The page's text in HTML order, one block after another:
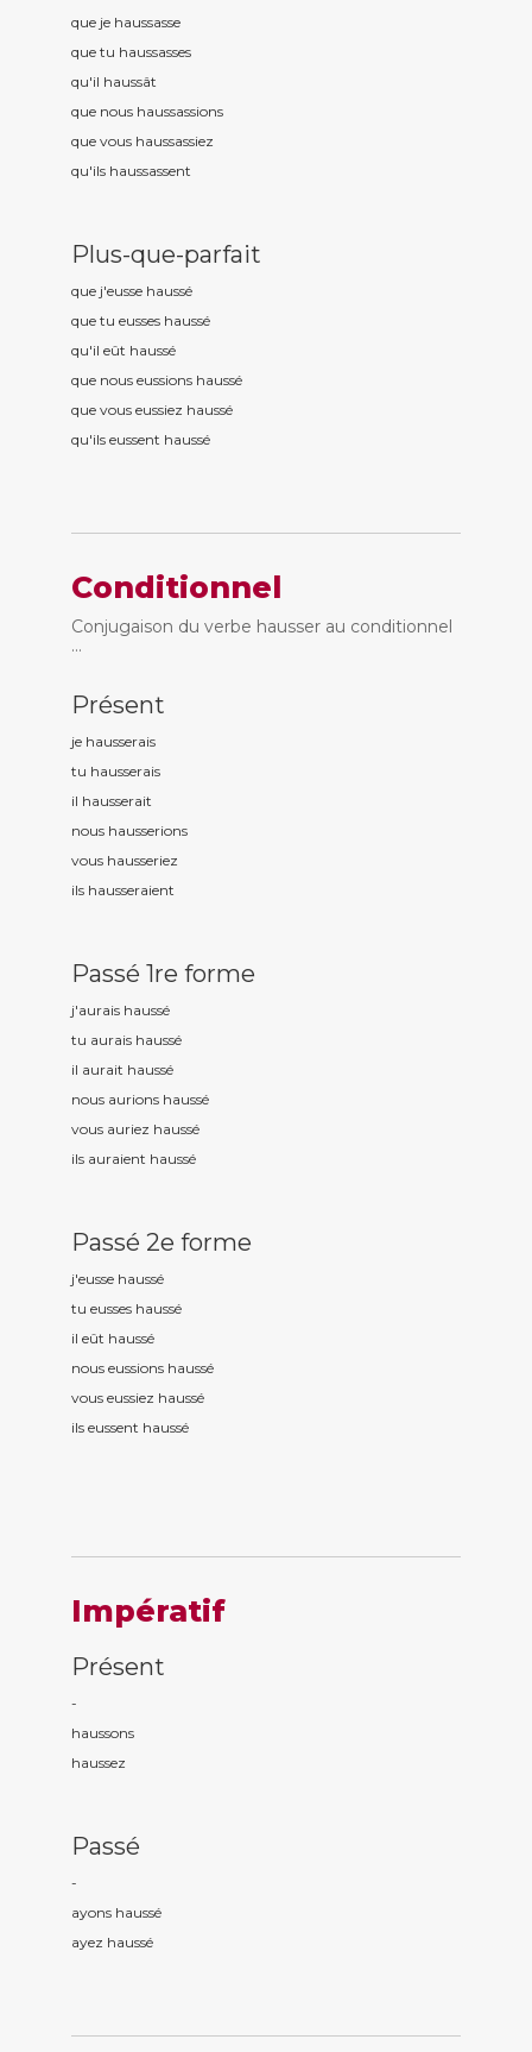
que je haussasse
que tu haussasses
qu'il haussât
que nous haussassions
que vous haussassiez
qu'ils haussassent
Plus-que-parfait
que j'eusse haussé
que tu eusses haussé
qu'il eût haussé
que nous eussions haussé
que vous eussiez haussé
qu'ils eussent haussé
Conditionnel
Conjugaison du verbe hausser au conditionnel
...
Présent
je hausserais
tu hausserais
il hausserait
nous hausserions
vous hausseriez
ils hausseraient
Passé 1re forme
j'aurais haussé
tu aurais haussé
il aurait haussé
nous aurions haussé
vous auriez haussé
ils auraient haussé
Passé 2e forme
j'eusse haussé
tu eusses haussé
il eût haussé
nous eussions haussé
vous eussiez haussé
ils eussent haussé
Impératif
Présent
-
haussons
haussez
Passé
-
ayons haussé
ayez haussé